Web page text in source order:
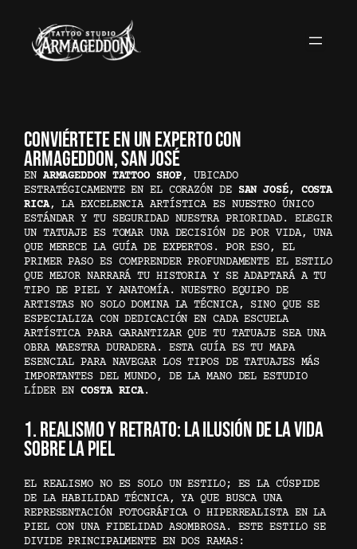
CONTENIDO
CONVIÉRTETE EN UN EXPERTO CON
ARMAGEDDON, SAN JOSÉ
EN ARMAGEDDON TATTOO SHOP, UBICADO
ESTRATÉGICAMENTE EN EL CORAZÓN DE SAN JOSÉ, COSTA
RICA, LA EXCELENCIA ARTÍSTICA ES NUESTRO ÚNICO
ESTÁNDAR Y TU SEGURIDAD NUESTRA PRIORIDAD. ELEGIR
UN TATUAJE ES TOMAR UNA DECISIÓN DE POR VIDA, UNA
QUE MERECE LA GUÍA DE EXPERTOS. POR ESO, EL
PRIMER PASO ES COMPRENDER PROFUNDAMENTE EL ESTILO
QUE MEJOR NARRARÁ TU HISTORIA Y SE ADAPTARÁ A TU
TIPO DE PIEL Y ANATOMÍA. NUESTRO EQUIPO DE
ARTISTAS NO SOLO DOMINA LA TÉCNICA, SINO QUE SE
ESPECIALIZA CON DEDICACIÓN EN CADA ESCUELA
ARTÍSTICA PARA GARANTIZAR QUE TU TATUAJE SEA UNA
OBRA MAESTRA DURADERA. ESTA GUÍA ES TU MAPA
ESENCIAL PARA NAVEGAR LOS TIPOS DE TATUAJES MÁS
IMPORTANTES DEL MUNDO, DE LA MANO DEL ESTUDIO
LÍDER ENCOSTA RICA.
1. REALISMO Y RETRATO: LA ILUSIÓN DE LA VIDA
SOBRE LA PIEL
EL REALISMO NO ES SOLO UN ESTILO; ES LA CÚSPIDE
DE LA HABILIDAD TÉCNICA, YA QUE BUSCA UNA
REPRESENTACIÓN FOTOGRÁFICA O HIPERREALISTA EN LA
PIEL CON UNA FIDELIDAD ASOMBROSA. ESTE ESTILO SE
DIVIDE PRINCIPALMENTE EN DOS RAMAS: